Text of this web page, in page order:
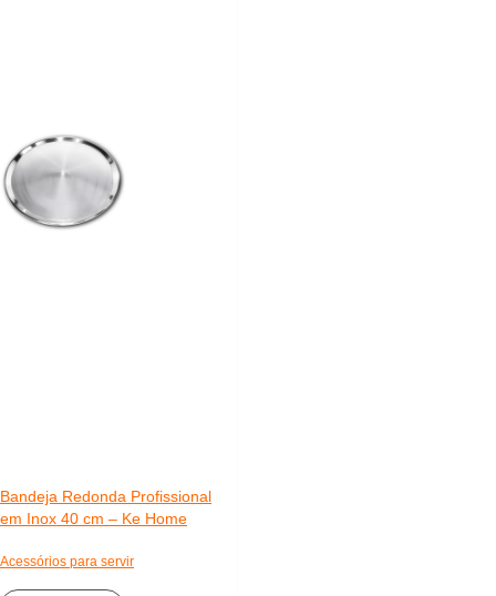
Bandeja Redonda Profissional
em Inox 40 cm – Ke Home
Acessórios para servir